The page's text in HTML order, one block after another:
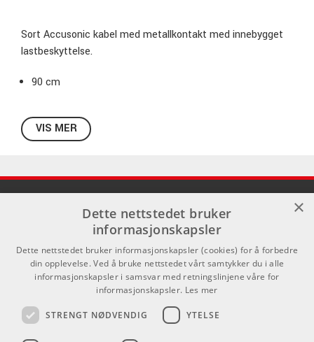
Sort Accusonic kabel med metallkontakt med innebygget
lastbeskyttelse.
90 cm
VIS MER
Lenker
Om oss
Kontakt
Kontakt
Som privatperson kan du ikke
kjøpe på denne nettsiden, alt salg
skjer gjennom våre forhandlere.
×
Dette nettstedet bruker
informasjonskapsler
Dette nettstedet bruker informasjonskapsler (cookies) for å forbedre
din opplevelse. Ved å bruke nettstedet vårt samtykker du i alle
informasjonskapsler i samsvar med retningslinjene våre for
informasjonskapsler. Les mer
STRENGT NØDVENDIG YTELSE